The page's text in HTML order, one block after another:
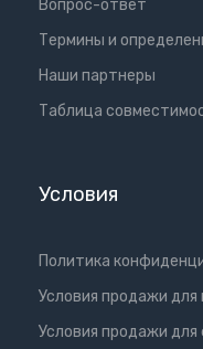
Вопрос-ответ
Термины и
Наши партнеры
Таблица
Условия
Политика
Условия продажи
Условия продажи для